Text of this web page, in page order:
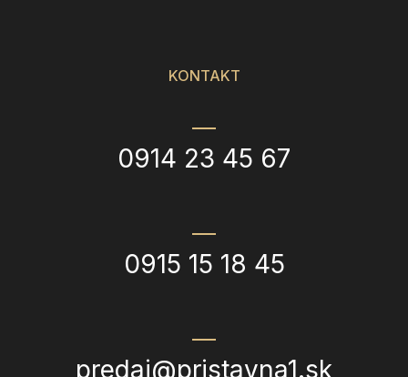
KONTAKT
0914 23 45 67
0915 15 18 45
predaj@pristavna1.sk